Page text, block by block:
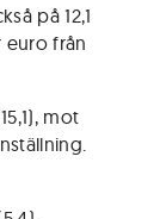
på 12,1
euro från
mot